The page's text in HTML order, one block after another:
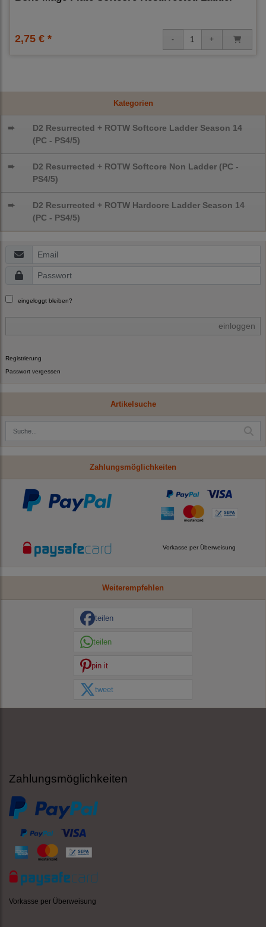
Kategorien
➨
D2 Resurrected + ROTW Softcore Ladder Season 14
(PC - PS4/5)
➨
D2 Resurrected + ROTW Softcore Non Ladder (PC -
PS4/5)
➨
D2 Resurrected + ROTW Hardcore Ladder Season 14
(PC - PS4/5)
eingeloggt bleiben?
einloggen
Registrierung
Passwort vergessen
Artikelsuche
2,75 € *
Zahlungsmöglichkeiten
Vorkasse per Überweisung
Weiterempfehlen
teilen
teilen
pin it
tweet
Zahlungsmöglichkeiten
Vorkasse per Überweisung